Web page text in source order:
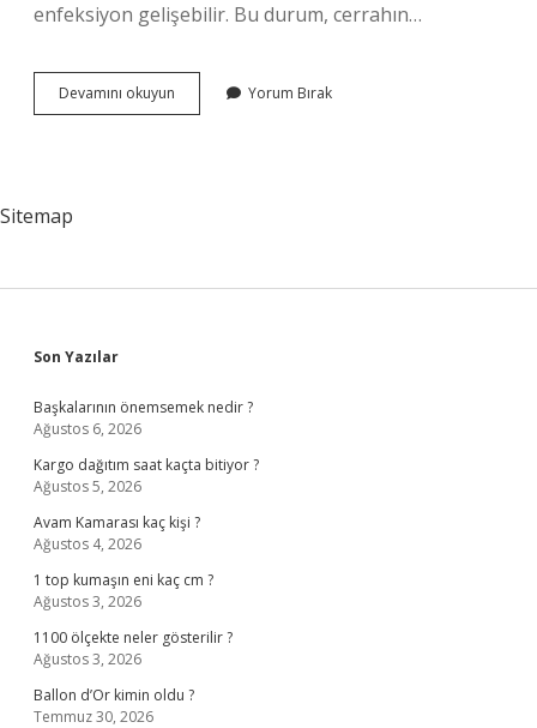
enfeksiyon gelişebilir. Bu durum, cerrahın…
Devamını okuyun Küçültme
Işlemi
Yorum Bırak
Sitemap
Sidebar
Son Yazılar
Başkalarının önemsemek nedir ?
Ağustos 6, 2026
Kargo dağıtım saat kaçta bitiyor ?
Ağustos 5, 2026
Avam Kamarası kaç kişi ?
Ağustos 4, 2026
1 top kumaşın eni kaç cm ?
Ağustos 3, 2026
1100 ölçekte neler gösterilir ?
Ağustos 3, 2026
Ballon d’Or kimin oldu ?
Temmuz 30, 2026